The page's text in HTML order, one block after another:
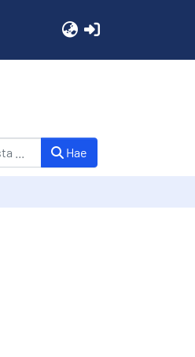
Hae